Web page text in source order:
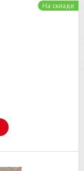
На складе